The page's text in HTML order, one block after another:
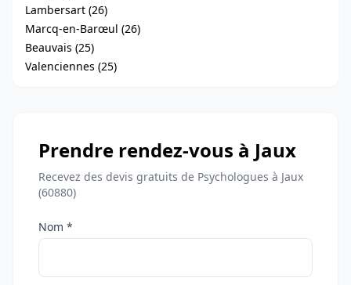
Lambersart (26)
Marcq-en-Barœul (26)
Beauvais (25)
Valenciennes (25)
Prendre rendez-vous à Jaux
Recevez des devis gratuits de Psychologues à Jaux
(60880)
Nom *